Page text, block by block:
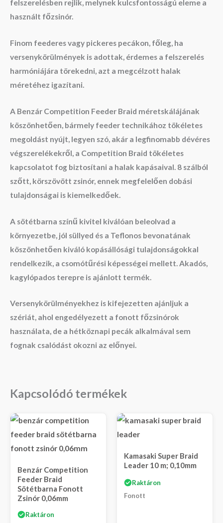
felszerelésben rejlik, melynek kulcsfontosságú eleme a
használt főzsinór.
Finom feederes vagy pickeres pecákon, főleg, ha
versenykörülmények is adottak, érdemes a felszerelés
harmóniájára törekedni, azt a megcélzott halak
méretéhez igazítani.
A Benzár Competition Feeder Braid méretskálájának
köszönhetően, bármely feeder technikához tökéletes
megoldást nyújt, legyen szó, akár a legfinomabb dévéres
végszerelékekről, a Competition Braid tökéletes
kapcsolatot fog biztosítani a halak kapásaival. 8 szálból
szőtt, körszövött zsinór, ennek megfelelően dobási
tulajdonságai is kiemelkedőek.
A sötétbarna színű kivitel kiválóan beleolvad a
környezetbe, jól süllyed és a Teflonos bevonatának
köszönhetően kiváló kopásállósági tulajdonságokkal
rendelkezik, a csomótűrési képességei mellett. Akadós,
kagylópados terepre is ajánlott termék.
Versenykörülményekhez is kifejezetten ajánljuk a
szériát, ahol engedélyezett a fonott főzsinórok
használata, de a hétköznapi pecák alkalmával sem
fognak csalódást okozni az előnyei.
Kapcsolódó termékek
Benzár Competition
Feeder Braid
Sötétbarna Fonott
Zsinór 0,06mm
Raktáron
Kamasaki Super Braid
Leader 10 m; 0,10mm
Raktáron
Fonott